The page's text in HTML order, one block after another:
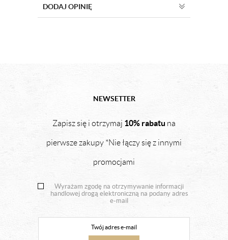
DODAJ OPINIĘ
NEWSETTER
Zapisz się i otrzymaj 10% rabatu na
pierwsze zakupy *Nie łączy się z innymi
promocjami
Wyrażam zgodę na otrzymywanie informacji
handlowej drogą elektroniczną na podany adres
e-mail